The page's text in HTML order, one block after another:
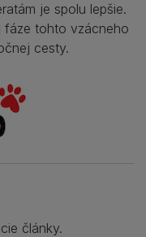
je spolu lepšie.
fáze tohto vzácneho
cesty.
články.